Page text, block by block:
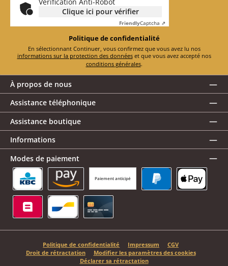
Clique ici pour vérifier
FriendlyCaptcha ⇗
Politique de confidentialité
En sélectionnant Continuer, vous confirmez que vous avez lu nos
informations sur la protection des données
et que vous avez accepté nos
conditions générales.
À propos de nous
Assistance téléphonique
Assistance boutique
Informations
Modes de paiement
Paiement anticipé
KBC/CBC Payment Button
Amazon Pay
Politique de confidentialité Impressum
CGV
Droit de rétractation
Modifier les paramètres des cookies
Déclarer sa rétractation